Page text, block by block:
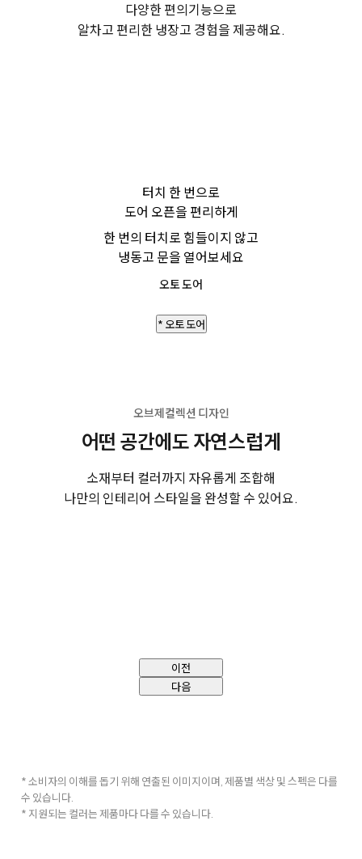
다양한 편의기능으로
알차고 편리한 냉장고 경험을 제공해요.
터치 한 번으로
도어 오픈을 편리하게
한 번의 터치로 힘들이지 않고
냉동고 문을 열어보세요
오토 도어
* 오토 도어
오브제컬렉션 디자인
어떤 공간에도 자연스럽게
소재부터 컬러까지 자유롭게 조합해
나만의 인테리어 스타일을 완성할 수 있어요.
이전
다음
* 소비자의 이해를 돕기 위해 연출된 이미지이며, 제품별 색상 및 스펙은 다를
수 있습니다.
* 지원되는 컬러는 제품마다 다를 수 있습니다.